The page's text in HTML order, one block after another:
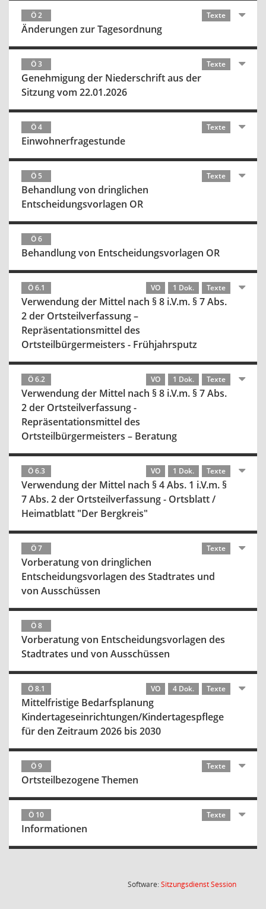
Ö 2 Texte
Änderungen zur Tagesordnung
Ö 3 Texte
Genehmigung der Niederschrift aus der
Sitzung vom 22.01.2026
Ö 4 Texte
Einwohnerfragestunde
Ö 5 Texte
Behandlung von dringlichen
Entscheidungsvorlagen OR
Ö 6
Behandlung von Entscheidungsvorlagen OR
Ö 6.1 VO 1 Dok. Texte
Verwendung der Mittel nach § 8 i.V.m. § 7 Abs.
2 der Ortsteilverfassung –
Repräsentationsmittel des
Ortsteilbürgermeisters - Frühjahrsputz
Ö 6.2 VO 1 Dok. Texte
Verwendung der Mittel nach § 8 i.V.m. § 7 Abs.
2 der Ortsteilverfassung -
Repräsentationsmittel des
Ortsteilbürgermeisters – Beratung
Ö 6.3 VO 1 Dok. Texte
Verwendung der Mittel nach § 4 Abs. 1 i.V.m. §
7 Abs. 2 der Ortsteilverfassung - Ortsblatt /
Heimatblatt "Der Bergkreis"
Ö 7 Texte
Vorberatung von dringlichen
Entscheidungsvorlagen des Stadtrates und
von Ausschüssen
Ö 8
Vorberatung von Entscheidungsvorlagen des
Stadtrates und von Ausschüssen
Ö 8.1 VO 4 Dok. Texte
Mittelfristige Bedarfsplanung
Kindertageseinrichtungen/Kindertagespflege
für den Zeitraum 2026 bis 2030
Ö 9 Texte
Ortsteilbezogene Themen
Ö 10 Texte
Informationen
Software:SitzungsdienstSession(Wird in